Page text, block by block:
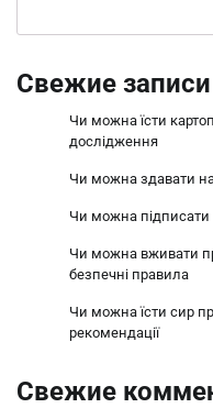
Свежие записи
Чи можна їсти
дослідження
Чи можна здавати на
Чи можна підписати
Чи можна вживати
безпечні правила
Чи можна їсти сир
рекомендації
Свежие